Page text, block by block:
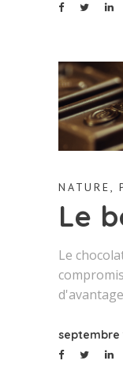
NATURE,
Le
Le
septembre